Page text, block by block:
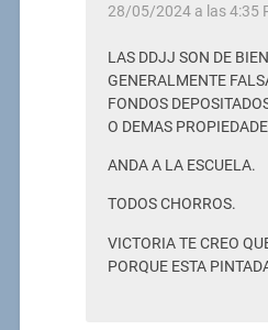
28/05/2024 a las 4:35
LAS DDJJ SON DE
GENERALMENTE
FONDOS
O DEMAS
ANDA A LA ESCUELA.
TODOS CHORROS.
VICTORIA TE CREO
PORQUE ESTA